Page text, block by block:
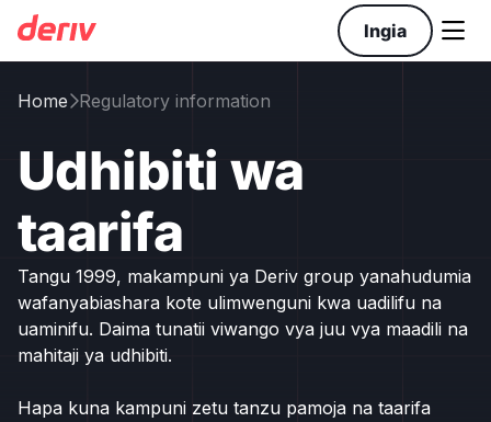
Ingia 
HomeRegulatory information
Udhibiti wa
taarifa
Tangu 1999, makampuni ya Deriv group yanahudumia
wafanyabiashara kote ulimwenguni kwa uadilifu na
uaminifu. Daima tunatii viwango vya juu vya maadili na
mahitaji ya udhibiti.
Hapa kuna kampuni zetu tanzu pamoja na taarifa